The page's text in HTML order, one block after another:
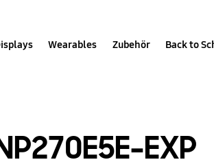
Wearables Zubehör Back to
EXP